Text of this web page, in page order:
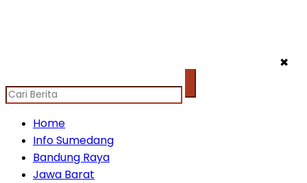
✖
Home
Info Sumedang
Bandung Raya
Jawa Barat